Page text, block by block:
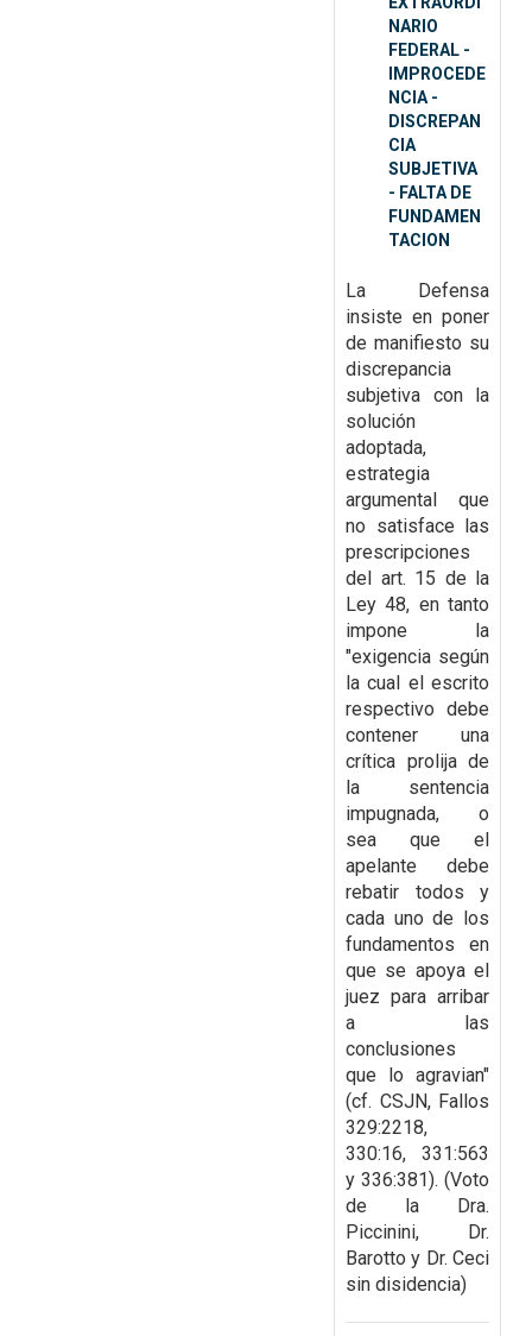
NARIO
FEDERAL -
IMPROCEDE
NCIA -
DISCREPAN
CIA
SUBJETIVA
- FALTA DE
FUNDAMEN
TACION
La Defensa
insiste en poner
de manifiesto su
discrepancia
subjetiva con la
solución
adoptada,
estrategia
argumental que
no satisface las
prescripciones
del art. 15 de la
Ley 48, en tanto
impone la
"exigencia según
la cual el escrito
respectivo debe
contener una
crítica prolija de
la sentencia
impugnada, o
sea que el
apelante debe
rebatir todos y
cada uno de los
fundamentos en
que se apoya el
juez para arribar
a las
conclusiones
que lo agravian"
(cf. CSJN, Fallos
329:2218,
330:16, 331:563
y 336:381). (Voto
de la Dra.
Piccinini, Dr.
Barotto y Dr. Ceci
sin disidencia)